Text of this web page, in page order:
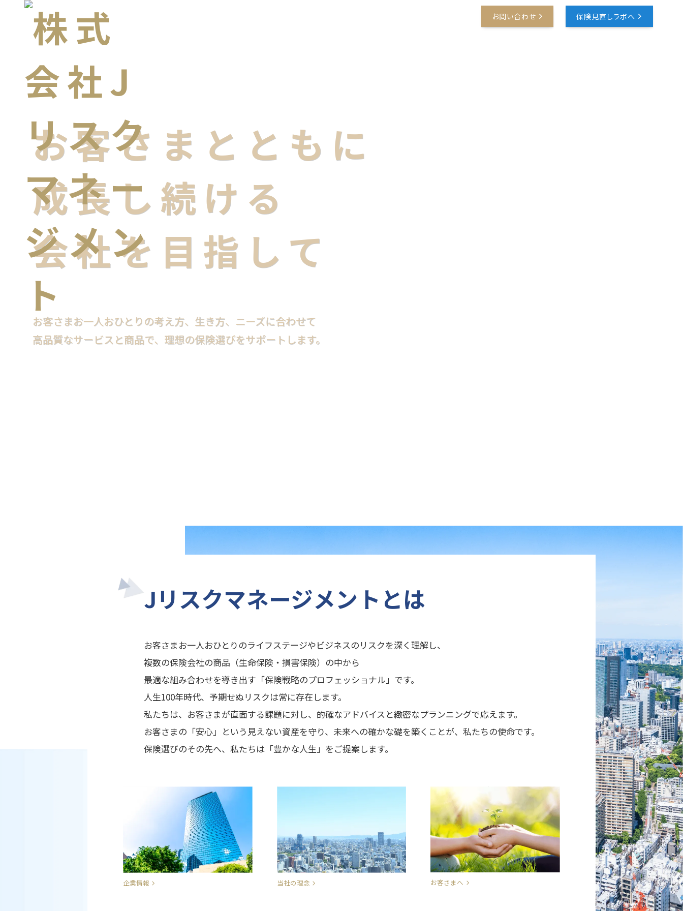
お問い合わせ 保険見直しラボへ
お客さまとともに
成長し続ける
会社を目指して
お客さまお一人おひとりの考え方、 生き方、ニーズに合わせて
高品質なサービスと商品で、 理想の保険選びをサポートします。
Jリスクマネージメントとは
お客さまお一人おひとりのライフステージやビジネスのリスクを深く理解し、
複数の保険会社の商品（生命保険・損害保険）の中から
最適な組み合わせを導き出す「保険戦略のプロフェッショナル」です。
人生100年時代、予期せぬリスクは常に存在します。
私たちは、お客さまが直面する課題に対し、的確なアドバイスと緻密なプランニングで応えます。
お客さまの「安心」という見えない資産を守り、未来への確かな礎を築くことが、私たちの使命です。
保険選びのその先へ、私たちは「豊かな人生」をご提案します。
企業情報 当社の理念 お客さまへ